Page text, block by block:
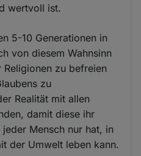
wertvoll ist.
5-10 Generationen in
von diesem Wahnsinn
zu befreien
zu
Realität mit allen
damit diese ihr
jeder Mensch nur hat, in
der Umwelt leben kann.